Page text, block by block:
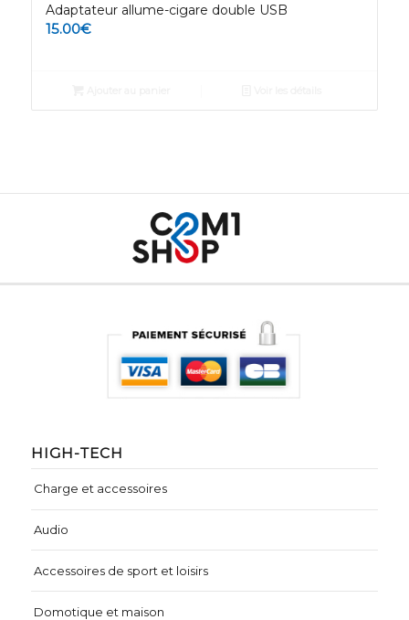
Adaptateur allume-cigare double USB
15.00€
HIGH-TECH
Charge et accessoires
Audio
Accessoires de sport et loisirs
Domotique et maison